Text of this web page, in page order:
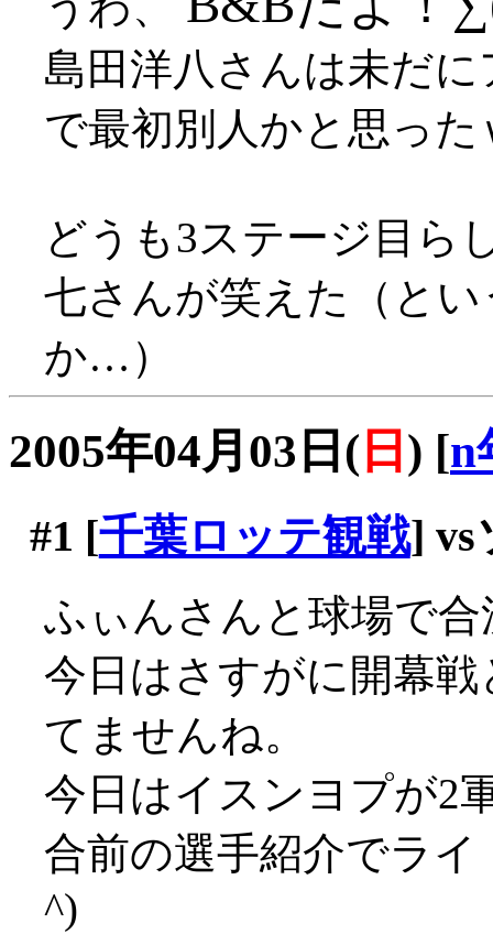
島田洋八さんは未だ
で最初別人かと思った
どうも3ステージ目ら
七さんが笑えた（と
か…）
2005年04月03日( 日 ) [n
#1 [千葉ロッテ観戦] vs
ふぃんさんと球場で合
今日はさすがに開幕
てませんね。
今日はイスンヨプが2
合前の選手紹介でラ
^)